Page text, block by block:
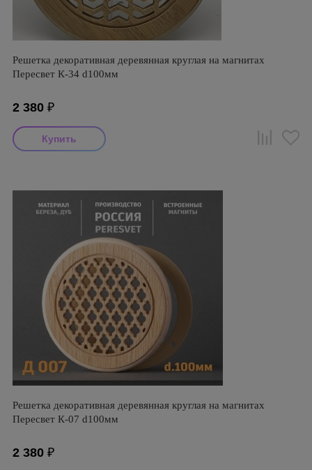
Решетка декоративная деревянная круглая на магнитах
Пересвет К-34 d100мм
2 380 ₽
Решетка декоративная деревянная круглая на магнитах
Пересвет К-07 d100мм
2 380 ₽